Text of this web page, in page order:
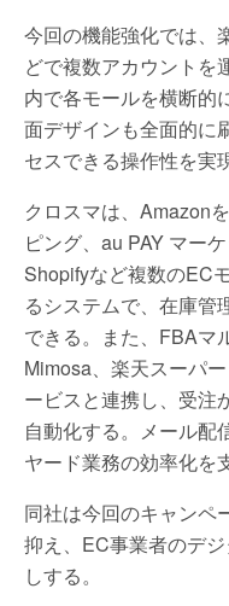
今回の機能強化では、
どで複数アカウントを
内で各モールを横断的
面デザインも全面的に
セスできる操作性を実
クロスマは、Amazon
ピング、au PAY マー
Shopifyなど複数のEC
るシステムで、在庫管
できる。また、FBAマ
Mimosa、楽天スーパ
ービスと連携し、受注
自動化する。メール配
ヤード業務の効率化を
同社は今回のキャンペ
抑え、EC事業者のデ
しする。